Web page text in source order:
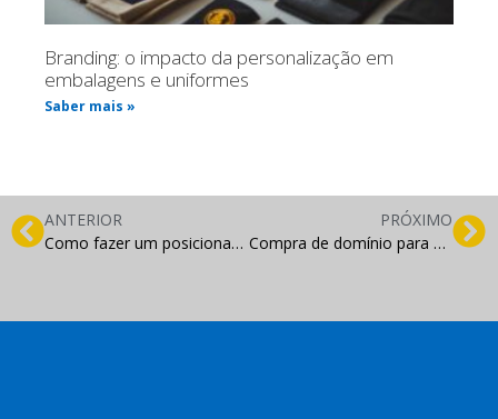
Branding: o impacto da personalização em
embalagens e uniformes
Saber mais »
ANTERIOR
Como fazer um posicionamento digital?
PRÓXIMO
Compra de domínio para website: o que é e como fazer